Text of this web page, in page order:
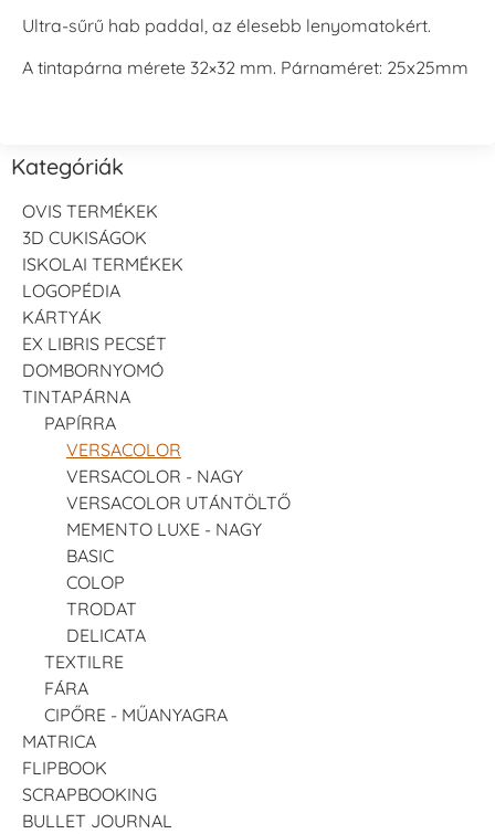
Ultra-sűrű hab paddal, az élesebb lenyomatokért.
A tintapárna mérete 32×32 mm. Párnaméret: 25x25mm
Kategóriák
OVIS TERMÉKEK
3D CUKISÁGOK
ISKOLAI TERMÉKEK
LOGOPÉDIA
KÁRTYÁK
EX LIBRIS PECSÉT
DOMBORNYOMÓ
TINTAPÁRNA
PAPÍRRA
VERSACOLOR
VERSACOLOR - NAGY
VERSACOLOR UTÁNTÖLTŐ
MEMENTO LUXE - NAGY
BASIC
COLOP
TRODAT
DELICATA
TEXTILRE
FÁRA
CIPŐRE - MŰANYAGRA
MATRICA
FLIPBOOK
SCRAPBOOKING
BULLET JOURNAL